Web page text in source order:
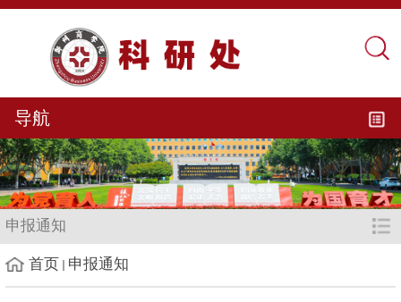
导航
申报通知
首页 申报通知